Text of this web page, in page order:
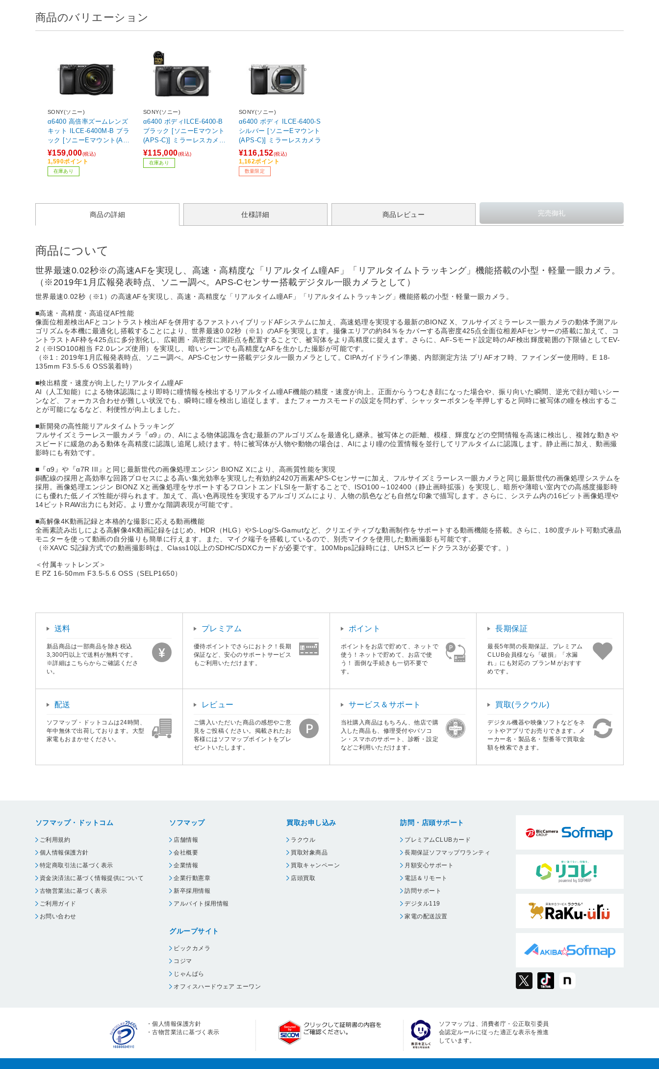
商品のバリエーション
SONY(ソニー)
α6400 高倍率ズームレンズ
キット ILCE-6400M-B ブラ
ック [ソニーEマウント(APS
-C)] ミラーレスカメラ
¥159,000(税込)
1,590ポイント
在庫あり
SONY(ソニー)
α6400 ボディILCE-6400-B
ブラック [ソニーEマウント
(APS-C)] ミラーレスカメラ
【864】
¥115,000(税込)
在庫あり
SONY(ソニー)
α6400 ボディ ILCE-6400-S
シルバー [ソニーEマウント
(APS-C)] ミラーレスカメラ
¥116,152(税込)
1,162ポイント
数量限定
商品の詳細 仕様詳細 商品レビュー
商品について
世界最速0.02秒※の高速AFを実現し、高速・高精度な「リアルタイム瞳AF」「リアルタイムトラッキング」機能搭載の小型・軽量一眼カメラ。
（※2019年1月広報発表時点、ソニー調べ。APS-Cセンサー搭載デジタル一眼カメラとして）
世界最速0.02秒（※1）の高速AFを実現し、高速・高精度な「リアルタイム瞳AF」「リアルタイムトラッキング」機能搭載の小型・軽量一眼カメラ。
■高速・高精度・高追従AF性能
像面位相差検出AFとコントラスト検出AFを併用するファストハイブリッドAFシステムに加え、高速処理を実現する最新のBIONZ X、フルサイズミラーレス一眼カメラの動体予測アル
ゴリズムを本機に最適化し搭載することにより、世界最速0.02秒（※1）のAFを実現します。撮像エリアの約84％をカバーする高密度425点全面位相差AFセンサーの搭載に加えて、コ
ントラストAF枠を425点に多分割化し、広範囲・高密度に測距点を配置することで、被写体をより高精度に捉えます。さらに、AF-Sモード設定時のAF検出輝度範囲の下限値としてEV-
2（※ISO100相当 F2.0レンズ使用）を実現し、暗いシーンでも高精度なAFを生かした撮影が可能です。
（※1：2019年1月広報発表時点、ソニー調べ。APS-Cセンサー搭載デジタル一眼カメラとして。CIPAガイドライン準拠、内部測定方法 プリAFオフ時、ファインダー使用時。E 18-
135mm F3.5-5.6 OSS装着時）
■検出精度・速度が向上したリアルタイム瞳AF
AI（人工知能）による物体認識により即時に瞳情報を検出するリアルタイム瞳AF機能の精度・速度が向上。正面からうつむき顔になった場合や、振り向いた瞬間、逆光で顔が暗いシー
ンなど、フォーカス合わせが難しい状況でも、瞬時に瞳を検出し追従します。またフォーカスモードの設定を問わず、シャッターボタンを半押しすると同時に被写体の瞳を検出するこ
とが可能になるなど、利便性が向上しました。
■新開発の高性能リアルタイムトラッキング
フルサイズミラーレス一眼カメラ『α9』の、AIによる物体認識を含む最新のアルゴリズムを最適化し継承。被写体との距離、模様、輝度などの空間情報を高速に検出し、複雑な動きや
スピードに緩急のある動体を高精度に認識し追尾し続けます。特に被写体が人物や動物の場合は、AIにより瞳の位置情報を並行してリアルタイムに認識します。静止画に加え、動画撮
影時にも有効です。
■『α9』や『α7R III』と同じ最新世代の画像処理エンジン BIONZ Xにより、高画質性能を実現
銅配線の採用と高効率な回路プロセスによる高い集光効率を実現した有効約2420万画素APS-Cセンサーに加え、フルサイズミラーレス一眼カメラと同じ最新世代の画像処理システムを
採用。画像処理エンジン BIONZ Xと画像処理をサポートするフロントエンドLSIを一新することで、ISO100～102400（静止画時拡張）を実現し、暗所や薄暗い室内での高感度撮影時
にも優れた低ノイズ性能が得られます。加えて、高い色再現性を実現するアルゴリズムにより、人物の肌色なども自然な印象で描写します。さらに、システム内の16ビット画像処理や
14ビットRAW出力にも対応。より豊かな階調表現が可能です。
■高解像4K動画記録と本格的な撮影に応える動画機能
全画素読み出しによる高解像4K動画記録をはじめ、HDR（HLG）やS-Log/S-Gamutなど、クリエイティブな動画制作をサポートする動画機能を搭載。さらに、180度チルト可動式液晶
モニターを使って動画の自分撮りも簡単に行えます。また、マイク端子を搭載しているので、別売マイクを使用した動画撮影も可能です。
（※XAVC S記録方式での動画撮影時は、Class10以上のSDHC/SDXCカードが必要です。100Mbps記録時には、UHSスピードクラス3が必要です。）
＜付属キットレンズ＞
E PZ 16-50mm F3.5-5.6 OSS（SELP1650）
送料
新品商品は一部商品を除き税込
3,300円以上で送料が無料です。
※詳細はこちらからご確認くださ
い。
プレミアム
優待ポイントでさらにおトク！長期
保証など、安心のサポートサービス
もご利用いただけます。
ポイント
ポイントをお店で貯めて、ネットで
使う！ネットで貯めて、お店で使
う！ 面倒な手続きも一切不要で
す。
長期保証
最長5年間の長期保証。プレミアム
CLUB会員様なら「破損」「水漏
れ」にも対応の プランM がおすす
めです。
配送
ソフマップ・ドットコムは24時間、
年中無休で出荷しております。大型
家電もおまかせください。
レビュー
ご購入いただいた商品の感想やご意
見をご投稿ください。掲載されたお
客様にはソフマップポイントをプレ
ゼントいたします。
サービス＆サポート
当社購入商品はもちろん、他店で購
入した商品も、修理受付やパソコ
ン・スマホのサポート、診断・設定
などご利用いただけます。
買取(ラクウル)
デジタル機器や映像ソフトなどをネ
ットやアプリでお売りできます。メ
ーカー名・製品名・型番等で買取金
額を検索できます。
ソフマップ・ドットコム
ご利用規約
個人情報保護方針
特定商取引法に基づく表示
資金決済法に基づく情報提供について
古物営業法に基づく表示
ご利用ガイド
お問い合わせ
ソフマップ
店舗情報
会社概要
企業情報
企業行動憲章
新卒採用情報
アルバイト採用情報
グループサイト
ビックカメラ
コジマ
じゃんぱら
オフィスハードウェア エーワン
買取お申し込み
ラクウル
買取対象商品
買取キャンペーン
店頭買取
訪問・店頭サポート
プレミアムCLUBカード
長期保証ソフマップワランティ
月額安心サポート
電話＆リモート
訪問サポート
デジタル119
家電の配送設置
・個人情報保護方針
・古物営業法に基づく表示
ソフマップは、消費者庁・公正取引委員
会認定ルールに従った適正な表示を推進
しています。